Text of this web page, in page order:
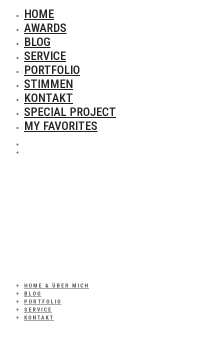
HOME
AWARDS
BLOG
SERVICE
PORTFOLIO
STIMMEN
KONTAKT
SPECIAL PROJECT
MY FAVORITES
HOME & ÜBER MICH
BLOG
PORTFOLIO
SERVICE
KONTAKT